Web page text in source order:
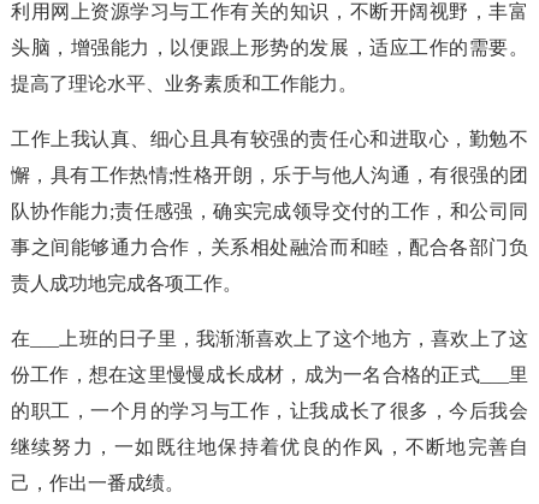
利用网上资源学习与工作有关的知识，不断开阔视野，丰富
头脑，增强能力，以便跟上形势的发展，适应工作的需要。
提高了理论水平、业务素质和工作能力。
工作上我认真、细心且具有较强的责任心和进取心，勤勉不
懈，具有工作热情;性格开朗，乐于与他人沟通，有很强的团
队协作能力;责任感强，确实完成领导交付的工作，和公司同
事之间能够通力合作，关系相处融洽而和睦，配合各部门负
责人成功地完成各项工作。
在___上班的日子里，我渐渐喜欢上了这个地方，喜欢上了这
份工作，想在这里慢慢成长成材，成为一名合格的正式___里
的职工，一个月的学习与工作，让我成长了很多，今后我会
继续努力，一如既往地保持着优良的作风，不断地完善自
己，作出一番成绩。